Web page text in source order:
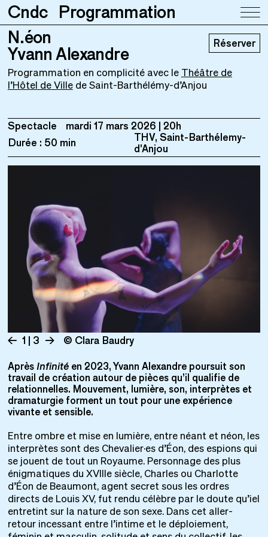
Cndc Programmation
N.éon
Yvann Alexandre
N.éon
Yvann Alexandre
Réserver
Programmation en complicité avec le Théâtre de
l’Hôtel de Villede Saint-Barthélémy-d’Anjou
Spectacle mardi 17 mars 2026
20h
Durée : 50 min
THV, Saint-Barthélemy-
d'Anjou
1 | 3 © Clara Baudry
Après Infinitéen 2023, Yvann Alexandre poursuit son
travail de création autour de pièces qu’il qualifie de
relationnelles. Mouvement, lumière, son, interprètes et
dramaturgie forment un tout pour une expérience
vivante et sensible.
Entre ombre et mise en lumière, entre néant et néon, les
interprètes sont des Chevalier·es d’Éon, des espions qui
se jouent de tout un Royaume. Personnage des plus
énigmatiques du XVIIIe siècle, Charles ou Charlotte
d’Éon de Beaumont, agent secret sous les ordres
directs de Louis XV, fut rendu célèbre par le doute qu’iel
entretint sur la nature de son sexe. Dans cet aller-
retour incessant entre l’intime et le déploiement,